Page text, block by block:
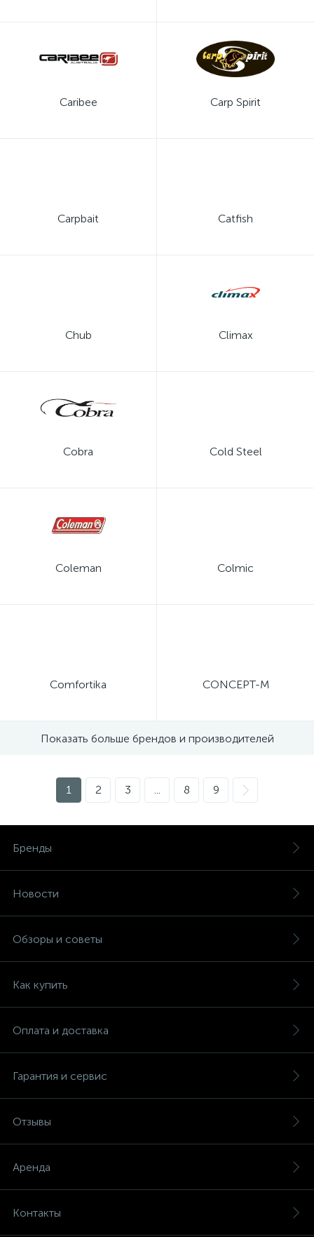
Caribee Carp Spirit
Carpbait Catfish
Chub Climax
Cobra Cold Steel
Coleman Colmic
Comfortika CONCEPT-M
Показать больше брендов и производителей
1 2 3 ... 8 9
Бренды
Новости
Обзоры и советы
Как купить
Оплата и доставка
Гарантия и сервис
Отзывы
Аренда
Контакты